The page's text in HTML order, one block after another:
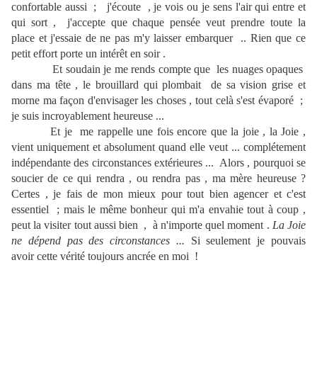
confortable aussi ; j'écoute , je vois ou je sens l'air qui entre et
qui sort , j'accepte que chaque pensée veut prendre toute la
place et j'essaie de ne pas m'y laisser embarquer .. Rien que ce
petit effort porte un intérêt en soir .
Et soudain je me rends compte que les nuages opaques
dans ma tête , le brouillard qui plombait de sa vision grise et
morne ma façon d'envisager les choses , tout celà s'est évaporé ;
je suis incroyablement heureuse ...
Et je me rappelle une fois encore que la joie , la Joie ,
vient uniquement et absolument quand elle veut ... complétement
indépendante des circonstances extérieures ... Alors , pourquoi se
soucier de ce qui rendra , ou rendra pas , ma mère heureuse ?
Certes , je fais de mon mieux pour tout bien agencer et c'est
essentiel ; mais le même bonheur qui m'a envahie tout à coup ,
peut la visiter tout aussi bien , à n'importe quel moment . La Joie
ne dépend pas des circonstances ... Si seulement je pouvais
avoir cette vérité toujours ancrée en moi !